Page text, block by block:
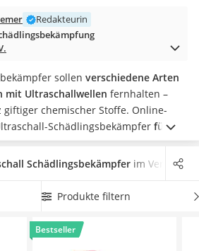
Redakteurin
sollen verschiedene Arten
mit Ultraschallwellen fernhalten –
giftiger chemischer Stoffe. Online-
Schädlingsbekämpfer für
Während eineMückenspiraledraußen
Schädlingsbekämpfer vor
Modelle miteiner Reichweite von
besonders das Modell
Eigenschaften.
Schädlingsbekämpfer im Vergleich
Produkte filtern
Bestseller